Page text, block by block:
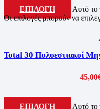
ΕΠΙΛΟΓΗ
Αυτό το
Οι επιλογές μπορούν να
Total 30 Πολυεστιακοί
45,00
ΕΠΙΛΟΓΗ
Αυτό το